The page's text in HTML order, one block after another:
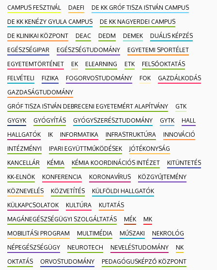
CAMPUS FESZTIVÁL
DAEFI
DE KK GRÓF TISZA ISTVÁN CAMPUS
DE KK KENÉZY GYULA CAMPUS
DE KK NAGYERDEI CAMPUS
DE KLINIKAI KÖZPONT
DEAC DEDM DEMEK
DUÁLIS KÉPZÉS
EGÉSZSÉGIPAR
EGÉSZSÉGTUDOMÁNY
EGYETEMI SPORTÉLET
EGYETEMTÖRTÉNET
EK ELEARNING ETK
FELSŐOKTATÁS
FELVÉTELI
FIZIKA FOGORVOSTUDOMÁNY FOK
GAZDÁLKODÁS
GAZDASÁGTUDOMÁNY
GRÓF TISZA ISTVÁN DEBRECENI EGYETEMÉRT ALAPÍTVÁNY
GTK
GYGYK
GYÓGYÍTÁS GYÓGYSZERÉSZTUDOMÁNY GYTK
HALL
HALLGATÓK
IK INFORMATIKA INFRASTRUKTÚRA
INNOVÁCIÓ
INTÉZMÉNYI
IPARI EGYÜTTMŰKÖDÉSEK
JÓTÉKONYSÁG
KANCELLÁR
KÉMIA KÉMIA KOORDINÁCIÓS INTÉZET
KITÜNTETÉS
KK-ELNÖK
KONFERENCIA KORONAVÍRUS
KÖZGYŰJTEMÉNY
KÖZNEVELÉS
KÖZVETÍTÉS
KÜLFÖLDI HALLGATÓK
KÜLKAPCSOLATOK
KULTÚRA
KUTATÁS
MAGÁNEGÉSZSÉGÜGYI SZOLGÁLTATÁS
MÉK
MK
MOBILITÁSI PROGRAM
MULTIMÉDIA MŰSZAKI
NEKROLÓG
NÉPEGÉSZSÉGÜGY
NEUROTECH NEVELÉSTUDOMÁNY
NK
OKTATÁS
ORVOSTUDOMÁNY
PEDAGÓGUSKÉPZŐ KÖZPONT